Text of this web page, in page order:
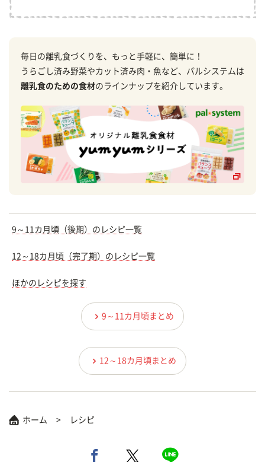
毎日の離乳食づくりを、もっと手軽に、簡単に！
うらごし済み野菜やカット済み肉・魚など、パルシステムは
離乳食のための食材のラインナップを紹介しています。
9～11カ月頃（後期）のレシピ一覧
12～18カ月頃（完了期）のレシピ一覧
ほかのレシピを探す
9～11カ月頃まとめ
12～18カ月頃まとめ
ホーム レシピ